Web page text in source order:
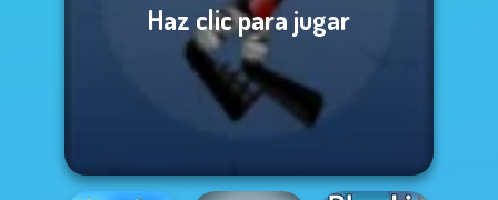
Haz clic para jugar